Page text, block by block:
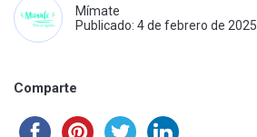
Mímate
Publicado: 4 de febrero de 2025
Comparte